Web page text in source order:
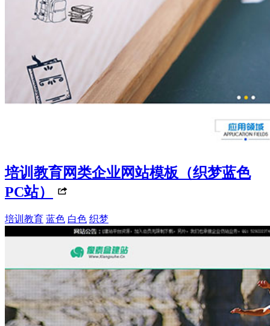
培训教育网类企业网站模板（织梦蓝色
PC站）
培训教育 蓝色 白色 织梦